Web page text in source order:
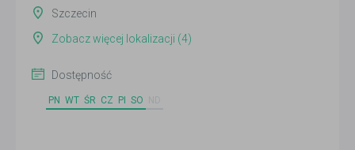
Szczecin
Zobacz więcej lokalizacji (4)
Dostępność
PN WT ŚR CZ PI SO